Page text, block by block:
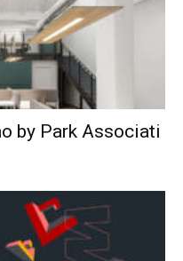
by Park Associati